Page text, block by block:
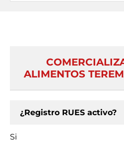
ALIMENTOS
¿Registro RUES activo?
Si